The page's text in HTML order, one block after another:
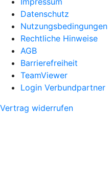
Datenschutz
Nutzungsbedingungen
Rechtliche Hinweise
AGB
Barrierefreiheit
TeamViewer
Login Verbundpartner
Vertrag widerrufen